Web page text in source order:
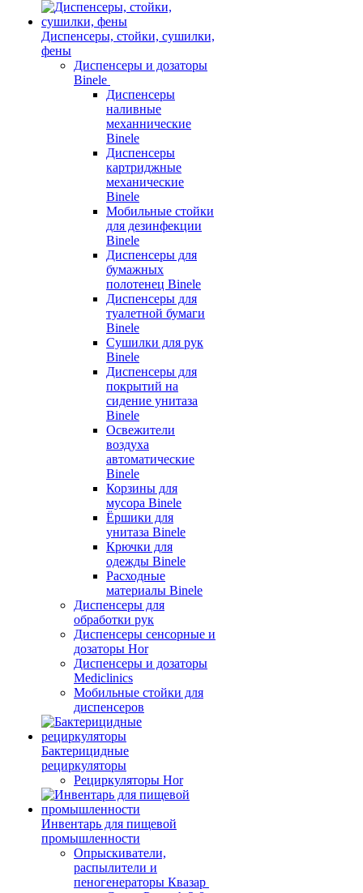
Диспенсеры, стойки, сушилки,
фены
Диспенсеры и дозаторы
Binele
Диспенсеры
наливные
механнические
Binele
Диспенсеры
картриджные
механические
Binele
Мобильные стойки
для дезинфекции
Binele
Диспенсеры для
бумажных
полотенец Binele
Диспенсеры для
туалетной бумаги
Binele
Сушилки для рук
Binele
Диспенсеры для
покрытий на
сидение унитаза
Binele
Освежители
воздуха
автоматические
Binele
Корзины для
мусора Binele
Ёршики для
унитаза Binele
Крючки для
одежды Binele
Расходные
материалы Binele
Диспенсеры для
обработки рук
Диспенсеры сенсорные и
дозаторы Hor
Диспенсеры и дозаторы
Mediclinics
Мобильные стойки для
диспенсеров
Бактерицидные
рециркуляторы
Рециркуляторы Hor
Инвентарь для пищевой
промышленности
Опрыскиватели,
распылители и
пеногенераторы Квазар